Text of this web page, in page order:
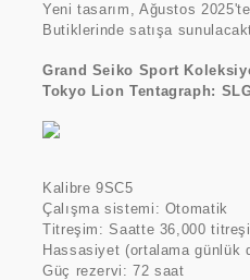
Yeni tasarım, Ağustos
Butiklerinde satışa
Grand Seiko Sport
Tokyo Lion Tentagraph:
Kalibre 9SC5
Çalışma sistemi: Otomatik
Titreşim: Saatte 36,000
Hassasiyet (ortalama günlük
Güç rezervi: 72 saat